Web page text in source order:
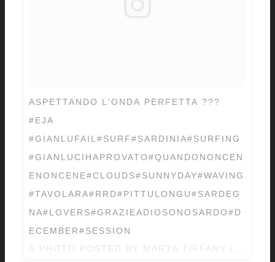
ASPETTANDO L'ONDA PERFETTA ???
#EJA
#GIANLUFAIL#SURF#SARDINIA#SURFING
#GIANLUCIHAPROVATO#QUANDONONCEN
ENONCENE#CLOUDS#SUNNYDAY#WAVING
#TAVOLARA#RRD#PITTULONGU#SARDEG
NA#LOVERS#GRAZIEADIOSONOSARDO#D
ECEMBER#SESSION